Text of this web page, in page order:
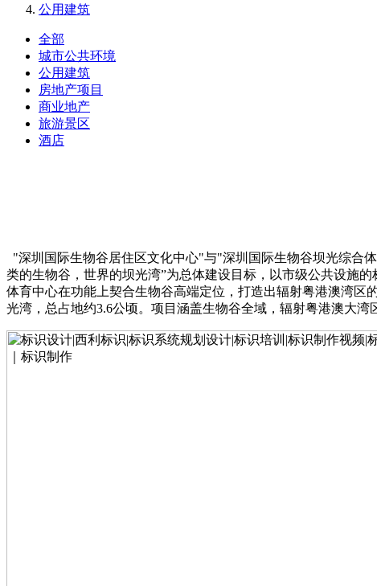
公用建筑
全部
城市公共环境
公用建筑
房地产项目
商业地产
旅游景区
酒店
"深圳国际生物谷居住区文化中心"与"深圳国际生物谷坝光综合
类的生物谷，世界的坝光湾”为总体建设目标，以市级公共设施
体育中心在功能上契合生物谷高端定位，打造出辐射粤港澳湾区
光湾，总占地约3.6公顷。项目涵盖生物谷全域，辐射粤港澳大湾